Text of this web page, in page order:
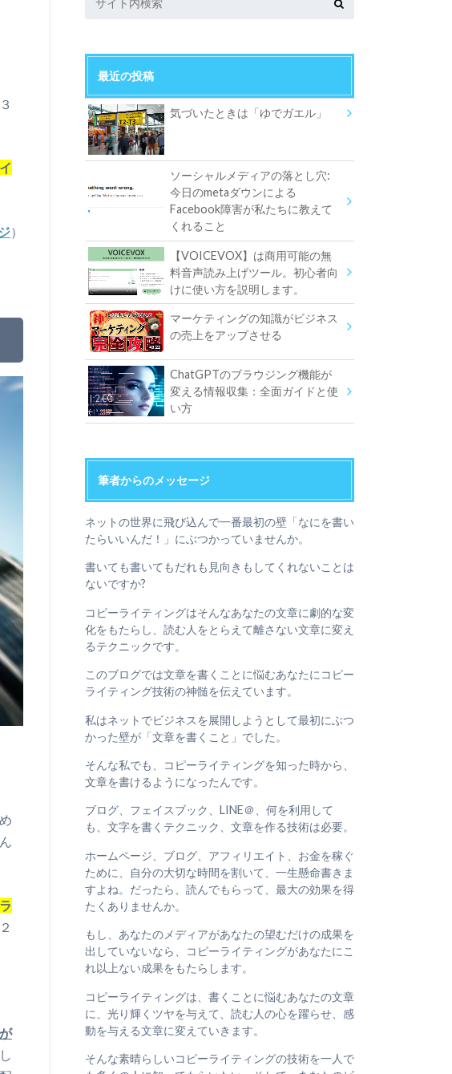
）
最近の投稿
気づいたときは「ゆでガエル」
ソーシャルメディアの落とし穴:
今日のmetaダウンによる
Facebook障害が私たちに教えて
くれること
【VOICEVOX】は商用可能の無
料音声読み上げツール。初心者向
けに使い方を説明します。
マーケティングの知識がビジネス
の売上をアップさせる
ChatGPTのブラウジング機能が
変える情報収集：全面ガイドと使
い方
筆者からのメッセージ
ネットの世界に飛び込んで一番最初の壁「なにを書い
たらいいんだ！」にぶつかっていませんか。
書いても書いてもだれも見向きもしてくれないことは
ないですか?
コピーライティングはそんなあなたの文章に劇的な変
化をもたらし、読む人をとらえて離さない文章に変え
るテクニックです。
このブログでは文章を書くことに悩むあなたにコピー
ライティング技術の神髄を伝えています。
私はネットでビジネスを展開しようとして最初にぶつ
かった壁が「文章を書くこと」でした。
そんな私でも、コピーライティングを知った時から、
文章を書けるようになったんです。
ブログ、フェイスブック、LINE＠、何を利用して
も、文字を書くテクニック、文章を作る技術は必要。
ホームページ、ブログ、アフィリエイト、お金を稼ぐ
ために、自分の大切な時間を割いて、一生懸命書きま
すよね。だったら、読んでもらって、最大の効果を得
たくありませんか。
もし、あなたのメディアがあなたの望むだけの成果を
出していないなら、コピーライティングがあなたにこ
れ以上ない成果をもたらします。
コピーライティングは、書くことに悩むあなたの文章
に、光り輝くツヤを与えて、読む人の心を躍らせ、感
動を与える文章に変えていきます。
そんな素晴らしいコピーライティングの技術を一人で